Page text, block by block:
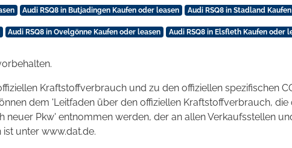
Audi RSQ8 in Butjadingen Kaufen oder leasen Audi RSQ8 in Stadland
Audi RSQ8 in Ovelgönne Kaufen oder leasen Audi RSQ8 in Elsfleth Kaufen oder
Kraftstoffverbrauch und zu den offiziellen spezifischen
dem 'Leitfaden über den offiziellen Kraftstoffverbrauch, die
neuer Pkw' entnommen werden, der an allen Verkaufsstellen
unter www.dat.de.